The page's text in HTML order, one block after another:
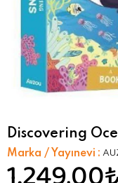
Discovering
Marka / Yayınevi :